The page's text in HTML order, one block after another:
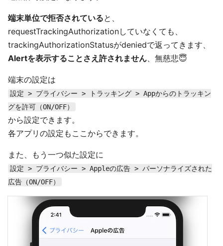
端末単位で拒否されていると、
requestTrackingAuthorizationしていなくても、
trackingAuthorizationStatusがdeniedで返ってきます、
Alertを表示することさえ許されません 、無慈悲😇
端末の設定は
設定 > プライバシー > トラッキング > Appからのトラッキン
グを許可（ON/OFF）
から設定できます。
各アプリの設定もここからできます。
また、もう一つ似た設定に
設定 > プライバシー > Appleの広告 > パーソナライズされた
広告（ON/OFF）